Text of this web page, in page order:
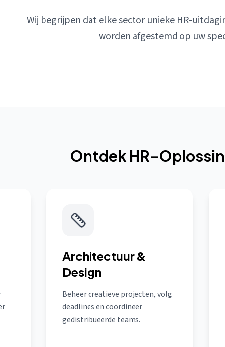
Wij begrijpen dat elke sector unieke HR-
worden afgestemd op uw
Ontdek HR-
Architectuur &
Design
Beheer creatieve projecten, volg
deadlines en coördineer
gedistribueerde teams.